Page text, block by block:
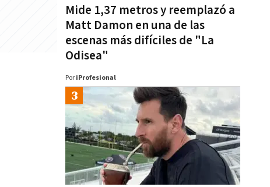
Mide 1,37 metros y reemplazó a
Matt Damon en una de las
escenas más difíciles de "La
Odisea"
Por iProfesional